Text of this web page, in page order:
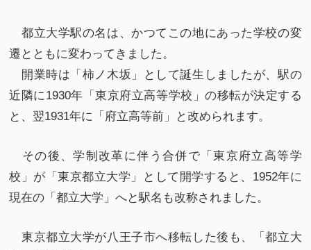
都立大学駅の名は、かつてこの地にあった学校の変
遷とともに変わってきました。
開業時は「柿ノ木坂」として誕生しましたが、駅の
近隣に1930年「東京府立高等学校」の移転が決定する
と、翌1931年に「府立高等前」と改められます。
その後、学制改革に伴う合併で「東京府立高等学
校」が「東京都立大学」として開学すると、1952年に
現在の「都立大学」へと駅名も改称されました。
東京都立大学が八王子市へ移転した後も、「都立大